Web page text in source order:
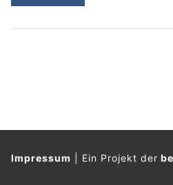
Impressum Ein Projekt der